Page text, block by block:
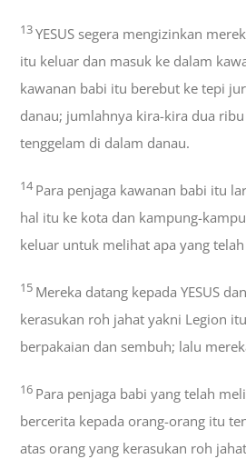
13YESUS segera mengizinkan
itu keluar dan masuk ke dalam
kawanan babi itu berebut ke tepi
danau; jumlahnya kira-kira dua
tenggelam di dalam danau.
14Para penjaga kawanan babi itu
hal itu ke kota dan kampung-
keluar untuk melihat apa yang
15 Mereka datang kepada YESUS
kerasukan roh jahat yakni Legion
berpakaian dan sembuh; lalu
16 Para penjaga babi yang telah
bercerita kepada orang-orang itu
atas orang yang kerasukan roh